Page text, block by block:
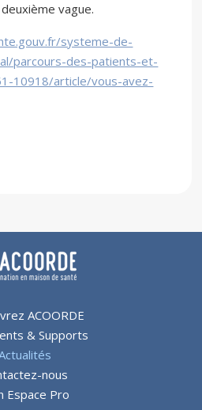
vague.
systeme-de-
parcours-des-patients-et-
10918/article/vous-avez-
ACOORDE
& Supports
nous
Espace Pro